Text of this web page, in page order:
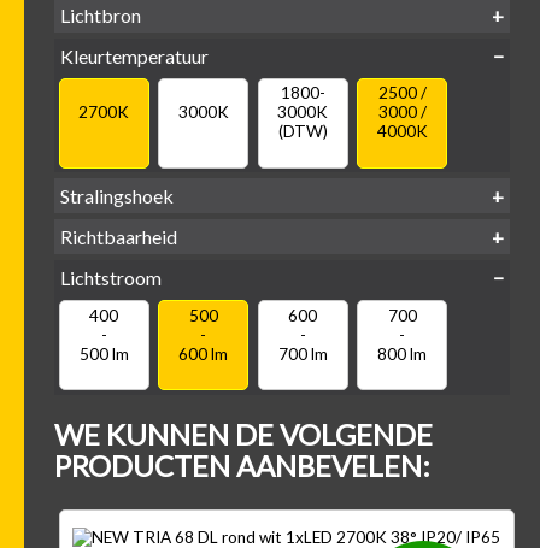
Ø
Lichtbron
GU10
Kleurtemperatuur
2700K 3000K
1800-
3000K
(DTW)
2500 /
3000 /
4000K
Stralingshoek
Richtbaarheid
Kantel-baar Draaibaar
Lichtstroom
400
-
500 lm
500
-
600 lm
600
-
700 lm
700
-
800 lm
WE KUNNEN DE VOLGENDE
PRODUCTEN AANBEVELEN: